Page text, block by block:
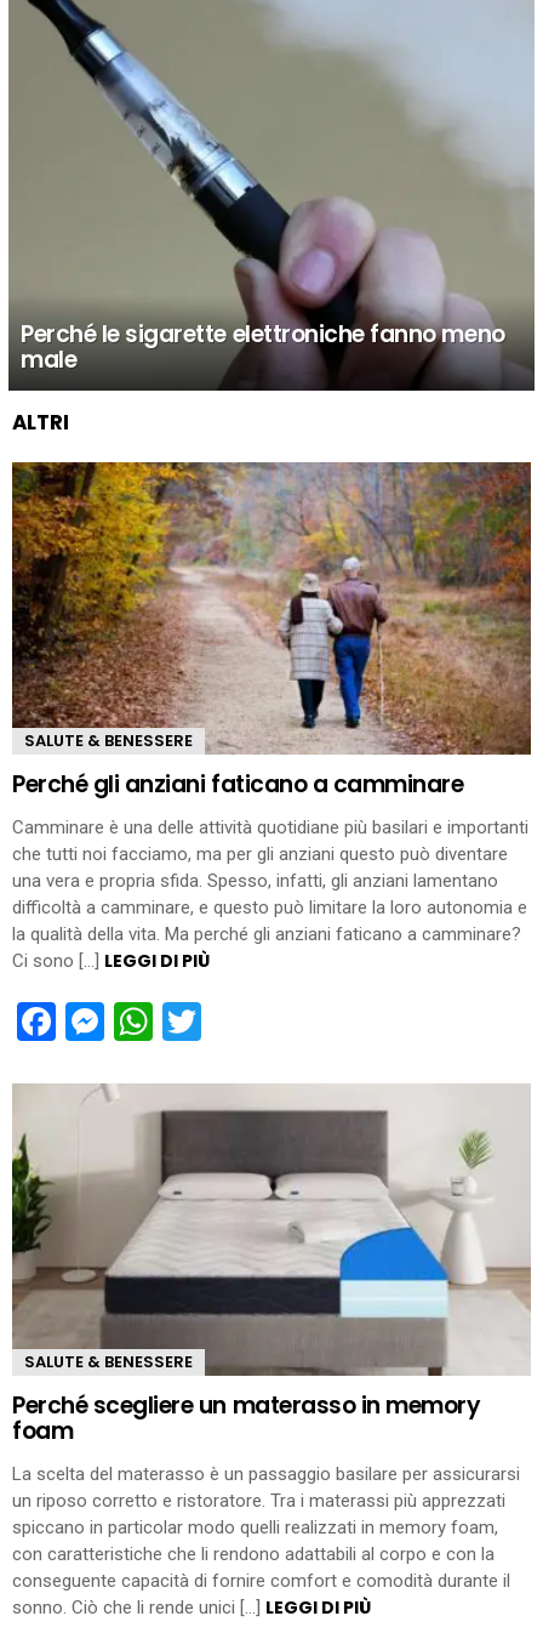
Perché le sigarette elettroniche fanno meno
male
ALTRI
SALUTE & BENESSERE
Perché gli anziani faticano a camminare
Camminare è una delle attività quotidiane più basilari e importanti
che tutti noi facciamo, ma per gli anziani questo può diventare
una vera e propria sfida. Spesso, infatti, gli anziani lamentano
difficoltà a camminare, e questo può limitare la loro autonomia e
la qualità della vita. Ma perché gli anziani faticano a camminare?
Ci sono […] LEGGI DI PIÙ
Facebook
Messenger
WhatsApp
SALUTE & BENESSERE
Perché scegliere un materasso in memory
foam
La scelta del materasso è un passaggio basilare per assicurarsi
un riposo corretto e ristoratore. Tra i materassi più apprezzati
spiccano in particolar modo quelli realizzati in memory foam,
con caratteristiche che li rendono adattabili al corpo e con la
conseguente capacità di fornire comfort e comodità durante il
sonno. Ciò che li rende unici […] LEGGI DI PIÙ